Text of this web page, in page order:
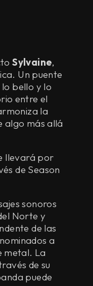
Sylvaine,
Un puente
bello y lo
entre el
la
algo más allá
llevará por
de Season
sonoros
Norte y
de las
a
metal. La
de su
puede